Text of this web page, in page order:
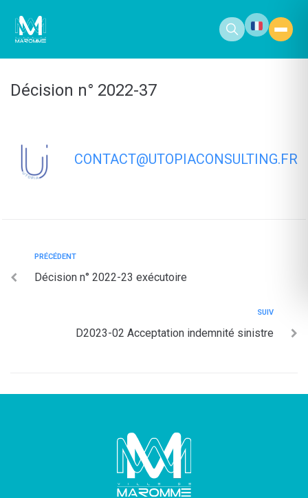
principal
Décision n° 2022-37
CONTACT@UTOPIACONSULTING.FR
PRÉCÉDENT
Décision n° 2022-23 exécutoire
SUIV
D2023-02 Acceptation indemnité sinistre